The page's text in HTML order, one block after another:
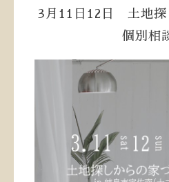
3月11日12日 土地探
個別相